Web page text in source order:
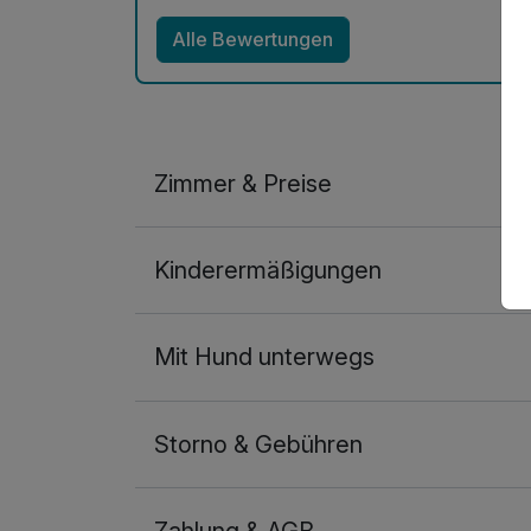
Alle Bewertungen
Zimmer & Preise
2 Erwachsene und 1 Kind
Kinderermäßigungen
Mit Hund unterwegs
Storno & Gebühren